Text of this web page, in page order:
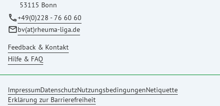
53115 Bonn
phone+49(0)228 - 76 60 60
mailbv(at)rheuma-liga.de
Feedback & Kontakt
Hilfe & FAQ
ImpressumDatenschutzNutzungsbedingungenNetiquette
Erklärung zur Barrierefreiheit